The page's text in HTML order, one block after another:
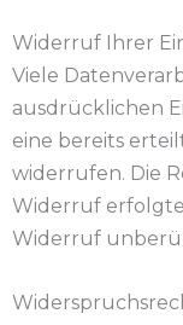
Widerruf Ihrer
Viele
ausdrücklichen
eine bereits
widerrufen. Die
Widerruf
Widerruf